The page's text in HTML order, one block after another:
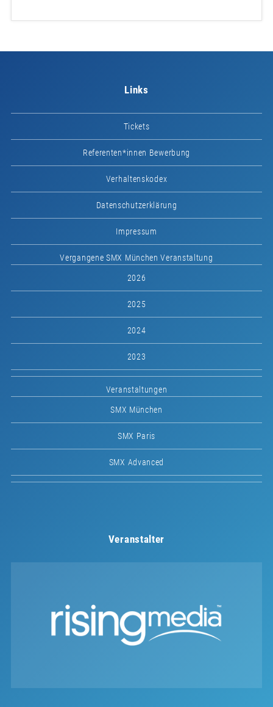
Links
Tickets
Referenten*innen Bewerbung
Verhaltenskodex
Datenschutzerklärung
Impressum
Vergangene SMX München Veranstaltung
2026
2025
2024
2023
Veranstaltungen
SMX München
SMX Paris
SMX Advanced
Veranstalter